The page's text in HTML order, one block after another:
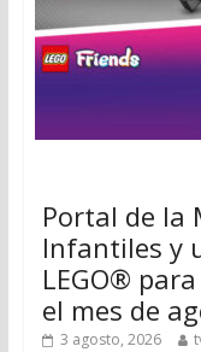
Portal de la
Infantiles y
LEGO®
el mes de
3 agosto, 2026